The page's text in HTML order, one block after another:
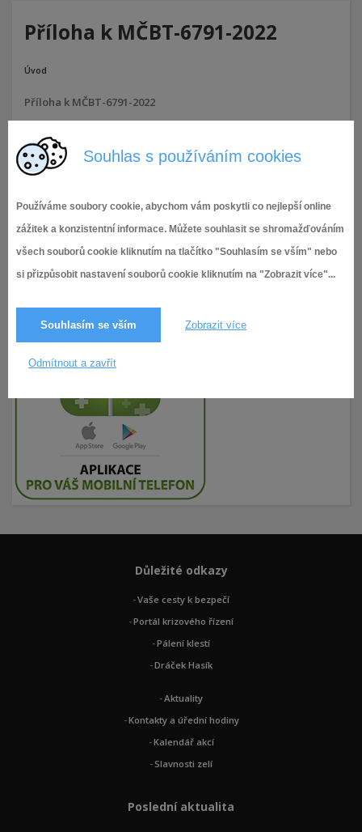
Souhlas s používáním cookies
Používáme soubory cookie, abychom vám poskytli co nejlepší online
zážitek a konzistentní informace. Můžete souhlasit se shromažďováním
všech souborů cookie kliknutím na tlačítko "Souhlasím se vším" nebo
si přizpůsobit nastavení souborů cookie kliknutím na "Zobrazit více"...
Souhlasím se vším Zobrazit více
Odmítnout a zavřít
Příloha k MČBT-6791-2022
Úvod
Příloha k MČBT-6791-2022
12.10.2022
Důležité odkazy
Vaše cesty k bezpečí
Portál krizového řízení
Pálení klestí
Dráček Hasík
Aktuality
Kontakty a úřední hodiny
Kalendář akcí
Slavnosti zelí
Poslední aktualita